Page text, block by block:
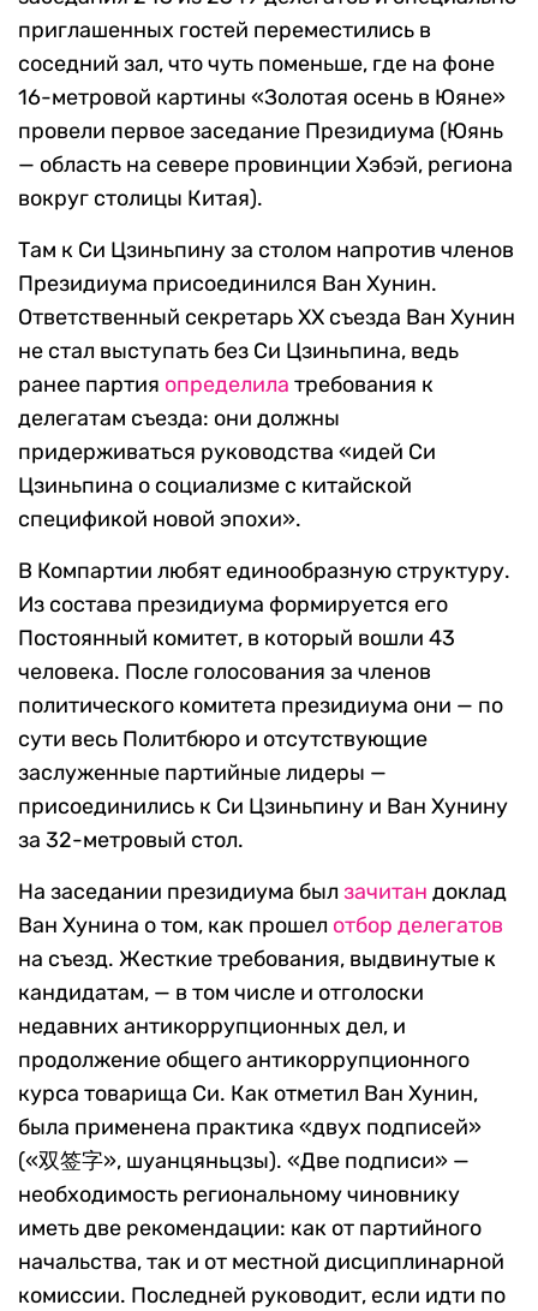
приглашенных гостей переместились в
соседний зал, что чуть поменьше, где на фоне
16-метровой картины «Золотая осень в Юяне»
провели первое заседание Президиума (Юянь
— область на севере провинции Хэбэй, региона
вокруг столицы Китая).
Там к Си Цзиньпину за столом напротив членов
Президиума присоединился Ван Хунин.
Ответственный секретарь XX съезда Ван Хунин
не стал выступать без Си Цзиньпина, ведь
ранее партия определила требования к
делегатам съезда: они должны
придерживаться руководства «идей Си
Цзиньпина о социализме с китайской
спецификой новой эпохи».
В Компартии любят единообразную структуру.
Из состава президиума формируется его
Постоянный комитет, в который вошли 43
человека. После голосования за членов
политического комитета президиума они — по
сути весь Политбюро и отсутствующие
заслуженные партийные лидеры —
присоединились к Си Цзиньпину и Ван Хунину
за 32-метровый стол.
На заседании президиума был зачитан доклад
Ван Хунина о том, как прошел отбор делегатов
на съезд. Жесткие требования, выдвинутые к
кандидатам, — в том числе и отголоски
недавних антикоррупционных дел, и
продолжение общего антикоррупционного
курса товарища Си. Как отметил Ван Хунин,
была применена практика «двух подписей»
(«双签字», шуанцяньцзы). «Две подписи» —
необходимость региональному чиновнику
иметь две рекомендации: как от партийного
начальства, так и от местной дисциплинарной
комиссии. Последней руководит, если идти по